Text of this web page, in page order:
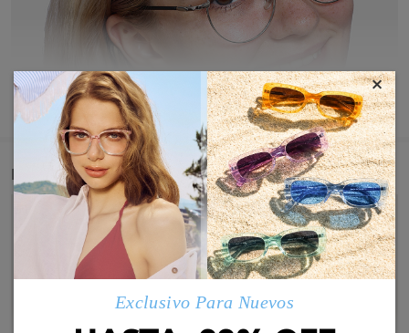
MOSTRAR MÁS
Detail
×
Exclusivo Para Nuevos